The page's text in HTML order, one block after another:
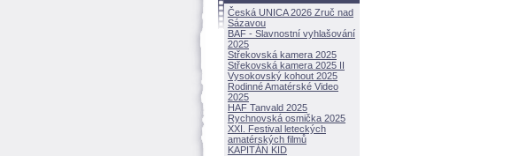
Česká UNICA 2026 Zruč nad
Sázavou
BAF - Slavnostní vyhlašování
2025
Střekovská kamera 2025
Střekovská kamera 2025 II
Vysokovský kohout 2025
Rodinné Amatérské Video
2025
HAF Tanvald 2025
Rychnovská osmička 2025
XXI. Festival leteckých
amatérských filmů
KAPITÁN KID